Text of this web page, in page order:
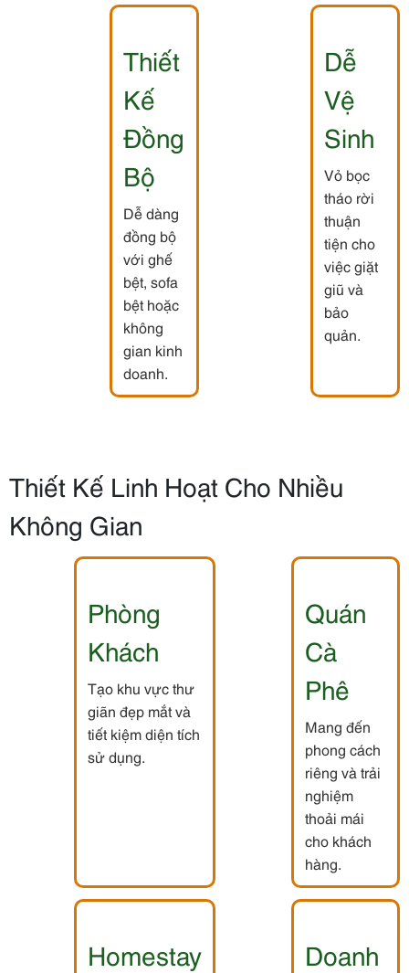
Thiết
Kế
Đồng
Bộ
Dễ dàng
đồng bộ
với ghế
bệt, sofa
bệt hoặc
không
gian kinh
doanh.
Dễ
Vệ
Sinh
Vỏ bọc
tháo rời
thuận
tiện cho
việc giặt
giũ và
bảo
quản.
Thiết Kế Linh Hoạt Cho Nhiều
Không Gian
Phòng
Khách
Tạo khu vực thư
giãn đẹp mắt và
tiết kiệm diện tích
sử dụng.
Quán
Cà
Phê
Mang đến
phong cách
riêng và trải
nghiệm
thoải mái
cho khách
hàng.
Homestay
Doanh